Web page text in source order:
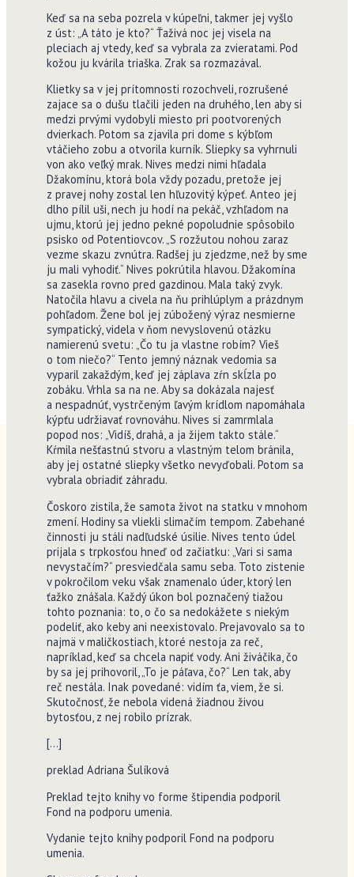
Keď sa na seba pozrela v kúpeľni, takmer jej vyšlo
z úst: „A táto je kto?“ Ťaživá noc jej visela na
pleciach aj vtedy, keď sa vybrala za zvieratami. Pod
kožou ju kvárila triaška. Zrak sa rozmazával.
Klietky sa v jej prítomnosti rozochveli, rozrušené
zajace sa o dušu tlačili jeden na druhého, len aby si
medzi prvými vydobyli miesto pri pootvorených
dvierkach. Potom sa zjavila pri dome s kýbľom
vtáčieho zobu a otvorila kurník. Sliepky sa vyhrnuli
von ako veľký mrak. Nives medzi nimi hľadala
Džakomínu, ktorá bola vždy pozadu, pretože jej
z pravej nohy zostal len hľuzovitý kýpeť. Anteo jej
dlho pílil uši, nech ju hodí na pekáč, vzhľadom na
ujmu, ktorú jej jedno pekné popoludnie spôsobilo
psisko od Potentiovcov. „S rozžutou nohou zaraz
vezme skazu zvnútra. Radšej ju zjedzme, než by sme
ju mali vyhodiť.“ Nives pokrútila hlavou. Džakomína
sa zasekla rovno pred gazdinou. Mala taký zvyk.
Natočila hlavu a civela na ňu prihlúplym a práz­dnym
pohľadom. Žene bol jej zúbožený výraz nesmierne
sympatický, videla v ňom nevyslovenú otázku
namierenú svetu: „Čo tu ja vlastne robím? Vieš
o tom niečo?“ Tento jemný náznak vedomia sa
vyparil zakaždým, keď jej záplava zŕn skĺzla po
zobáku. Vrhla sa na ne. Aby sa dokázala najesť
a nespadnúť, vystrčeným ľavým krídlom napomáhala
kýpťu udržiavať rovnováhu. Nives si zamrmlala
popod nos: „Vidíš, drahá, a ja žijem takto stále.“
Kŕmila nešťastnú stvoru a vlastným telom bránila,
aby jej ostatné sliepky všetko nevyďobali. Potom sa
vybrala obriadiť záhradu.
Čoskoro zistila, že samota život na statku v mnohom
zmení. Hodiny sa vliekli slimačím tempom. Zabehané
činnosti ju stáli nadľudské úsilie. Nives tento údel
prijala s trpkosťou hneď od začiatku: „Vari si sama
nevystačím?“ presviedčala samu seba. Toto zistenie
v pokročilom veku však znamenalo úder, ktorý len
ťažko znášala. Každý úkon bol poznačený tiažou
tohto poznania: to, o čo sa nedokážete s niekým
podeliť, ako keby ani neexistovalo. Prejavovalo sa to
najmä v maličkostiach, ktoré nestoja za reč,
napríklad, keď sa chcela napiť vody. Ani živáčika, čo
by sa jej prihovoril, „To je páľava, čo?“ Len tak, aby
reč nestála. Inak povedané: vidím ťa, viem, že si.
Skutočnosť, že nebola videná žiadnou živou
bytosťou, z nej robilo prízrak.
[…]
preklad Adriana Šulíková
Preklad tejto knihy vo forme štipendia podporil
Fond na podporu umenia.
Vydanie tejto knihy podporil Fond na podporu
umenia.